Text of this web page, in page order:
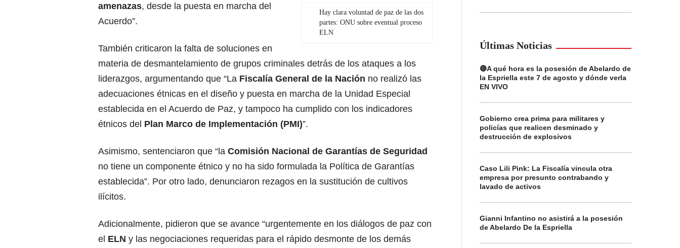
Hay clara voluntad de paz de las dos
partes: ONU sobre eventual proceso
ELN
amenazas, desde la puesta en marcha del
Acuerdo”.
También criticaron la falta de soluciones en
materia de desmantelamiento de grupos criminales detrás de los ataques a los
liderazgos, argumentando que “La Fiscalía General de la Nación no realizó las
adecuaciones étnicas en el diseño y puesta en marcha de la Unidad Especial
establecida en el Acuerdo de Paz, y tampoco ha cumplido con los indicadores
étnicos del Plan Marco de Implementación (PMI)”.
Asimismo, sentenciaron que “la Comisión Nacional de Garantías de Seguridad
no tiene un componente étnico y no ha sido formulada la Política de Garantías
establecida”. Por otro lado, denunciaron rezagos en la sustitución de cultivos
ilícitos.
Adicionalmente, pidieron que se avance “urgentemente en los diálogos de paz con
el ELN y las negociaciones requeridas para el rápido desmonte de los demás
Últimas Noticias
🔴A qué hora es la posesión de Abelardo de
la Espriella este 7 de agosto y dónde verla
EN VIVO
Gobierno crea prima para militares y
policías que realicen desminado y
destrucción de explosivos
Caso Lili Pink: La Fiscalía vincula otra
empresa por presunto contrabando y
lavado de activos
Gianni Infantino no asistirá a la posesión
de Abelardo De la Espriella